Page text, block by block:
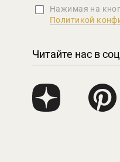
Нажимая на
Политикой
Читайте нас в